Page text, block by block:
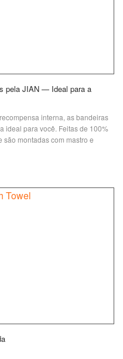
pela JIAN — Ideal para a
interna, as bandeiras
ideal para você. Feitas de 100%
montadas com mastro e
ser